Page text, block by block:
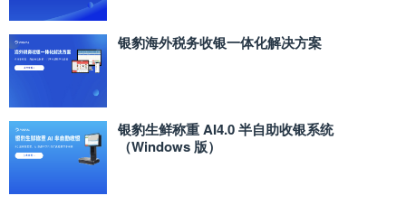
银豹海外税务收银一体化解决方案
银豹生鲜称重 AI4.0 半自助收银系统
（Windows 版）